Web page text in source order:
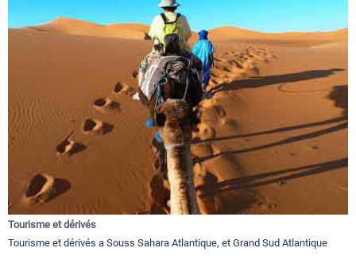
Tourisme et dérivés
Tourisme et dérivés a Souss Sahara Atlantique, et Grand Sud Atlantique